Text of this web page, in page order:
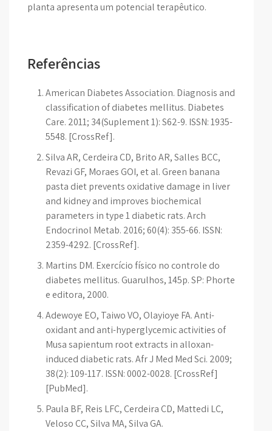
planta apresenta um potencial terapêutico.
Referências
American Diabetes Association. Diagnosis and
classification of diabetes mellitus. Diabetes
Care. 2011; 34(Suplement 1): S62-9. ISSN: 1935-
5548. [CrossRef].
Silva AR, Cerdeira CD, Brito AR, Salles BCC,
Revazi GF, Moraes GOI, et al. Green banana
pasta diet prevents oxidative damage in liver
and kidney and improves biochemical
parameters in type 1 diabetic rats. Arch
Endocrinol Metab. 2016; 60(4): 355-66. ISSN:
2359-4292. [CrossRef].
Martins DM. Exercício físico no controle do
diabetes mellitus. Guarulhos, 145p. SP: Phorte
e editora, 2000.
Adewoye EO, Taiwo VO, Olayioye FA. Anti-
oxidant and anti-hyperglycemic activities of
Musa sapientum root extracts in alloxan-
induced diabetic rats. Afr J Med Med Sci. 2009;
38(2): 109-117. ISSN: 0002-0028. [CrossRef]
[PubMed].
Paula BF, Reis LFC, Cerdeira CD, Mattedi LC,
Veloso CC, Silva MA, Silva GA.